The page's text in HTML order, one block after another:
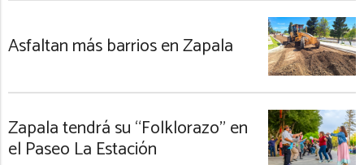
Asfaltan más barrios en Zapala
Zapala tendrá su “Folklorazo” en
el Paseo La Estación